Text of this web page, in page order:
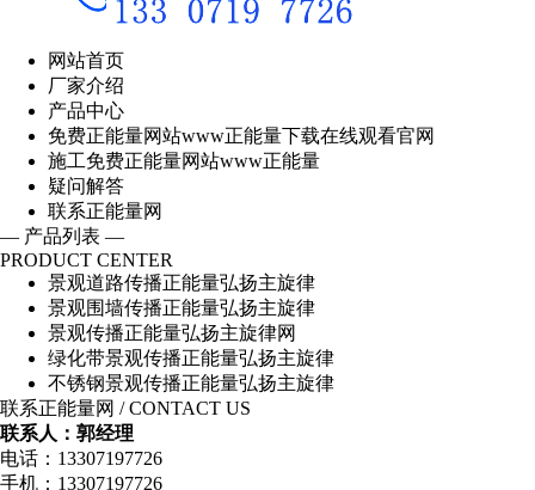
网站首页
厂家介绍
产品中心
免费正能量网站www正能量下载在线观看官网
施工免费正能量网站www正能量
疑问解答
联系正能量网
— 产品列表 —
PRODUCT CENTER
景观道路传播正能量弘扬主旋律
景观围墙传播正能量弘扬主旋律
景观传播正能量弘扬主旋律网
绿化带景观传播正能量弘扬主旋律
不锈钢景观传播正能量弘扬主旋律
联系正能量网 / CONTACT US
联系人：郭经理
电话：13307197726
手机：13307197726